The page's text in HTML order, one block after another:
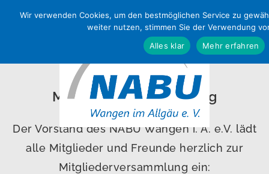
Einladung zur
Mitgliederversammlung
Der Vorstand des NABU Wangen i. A. e.V. lädt
alle Mitglieder und Freunde herzlich zur
Mitgliederversammlung ein:
Wir verwenden Cookies, um den bestmöglichen Service zu
weiter nutzen, stimmen Sie der Verwendung
Alles klar
Mehr erfahren